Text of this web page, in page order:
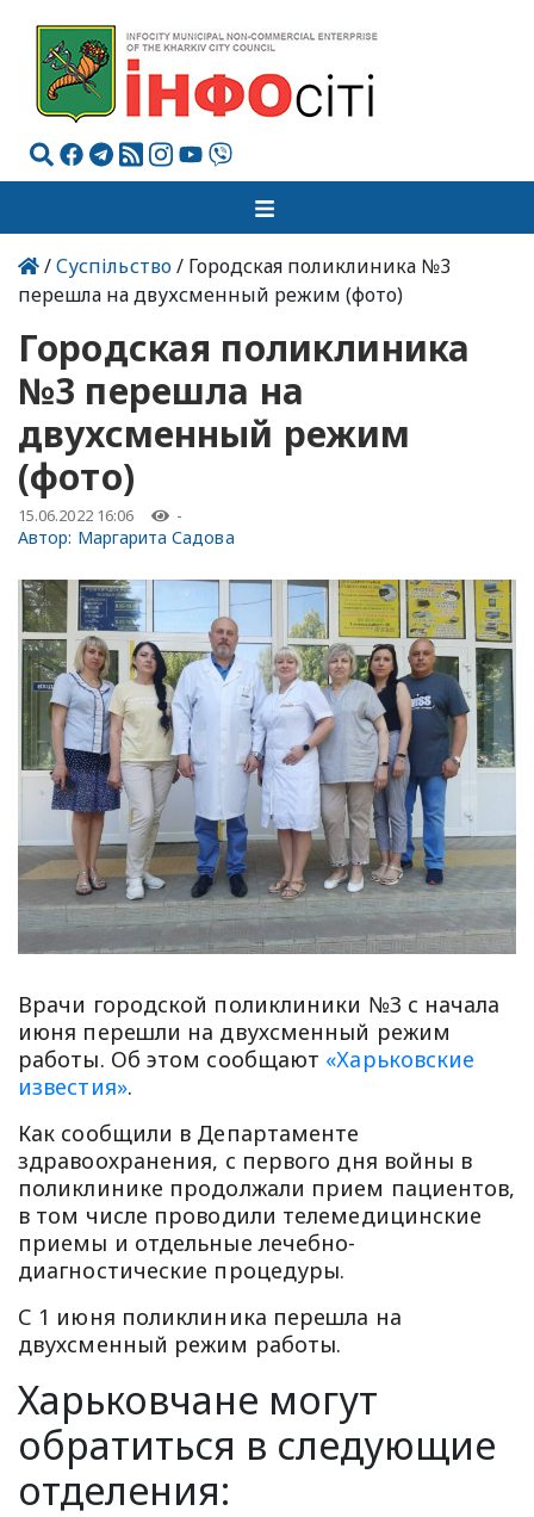
/Суспільство/ Городская поликлиника №3
перешла на двухсменный режим (фото)
Городская поликлиника
№3 перешла на
двухсменный режим
(фото)
15.06.2022 16:06 -
Автор: Маргарита Садова
Врачи городской поликлиники №3 с начала
июня перешли на двухсменный режим
работы. Об этом сообщают «Харьковские
известия».
Как сообщили в Департаменте
здравоохранения, с первого дня войны в
поликлинике продолжали прием пациентов,
в том числе проводили телемедицинские
приемы и отдельные лечебно-
диагностические процедуры.
С 1 июня поликлиника перешла на
двухсменный режим работы.
Харьковчане могут
обратиться в следующие
отделения: